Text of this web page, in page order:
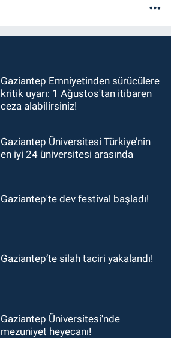
Gaziantep Emniyetinden sürücülere
kritik uyarı: 1 Ağustos'tan itibaren
ceza alabilirsiniz!
Gaziantep Üniversitesi Türkiye’nin
en iyi 24 üniversitesi arasında
Gaziantep'te dev festival başladı!
Gaziantep’te silah taciri yakalandı!
Gaziantep Üniversitesi'nde
mezuniyet heyecanı!